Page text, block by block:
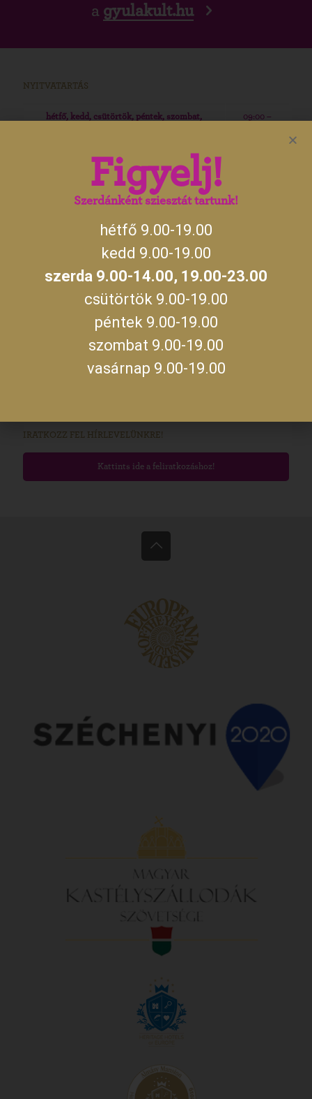
a gyulakult.hu
NYITVATARTÁS
hétfő, kedd, csütörtök, péntek, szombat,
09:00 –
szerda
MEGKÖZELÍTÉS
Kastélyunkat Gyula belvárosában, a Gyulai Várral szemben találod
úton, míg Szeged és Debrecen felől a 47-es úton, Békéscsabán
keresztül közelítheted meg. Személyautóval parkolni a Kossuth
utcán vagy a Maróthy téren tudsz. Ha különjáratos busszal
érkeznétek, az előzetes egyeztetés alkalmával kérdezz rá a parkolás
IRATKOZZ FEL HÍRLEVELÜNKRE!
Kattints ide a feliratkozáshoz!
Figyelj!
Szerdánként sziesztát tartunk!
hétfő 9.00-19.00
kedd 9.00-19.00
szerda 9.00-14.00, 19.00-23.00
csütörtök 9.00-19.00
péntek 9.00-19.00
szombat 9.00-19.00
vasárnap 9.00-19.00